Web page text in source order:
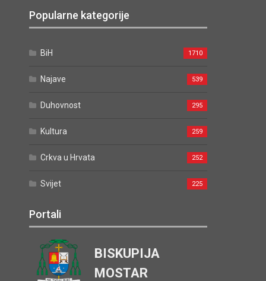
Popularne kategorije
BiH 1710
Najave 539
Duhovnost 295
Kultura 259
Crkva u Hrvata 252
Svijet 225
Portali
BISKUPIJA
MOSTAR